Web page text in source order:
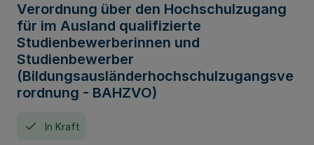
Verordnung über den Hochschulzugang
für im Ausland qualifizierte
Studienbewerberinnen und
Studienbewerber
(Bildungsausländerhochschulzugangsve
rordnung - BAHZVO)
In Kraft